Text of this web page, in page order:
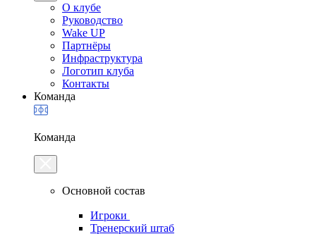
О клубе
Руководство
Wake UP
Партнёры
Инфраструктура
Логотип клуба
Контакты
Команда
Команда
Основной состав
Игроки
Тренерский штаб